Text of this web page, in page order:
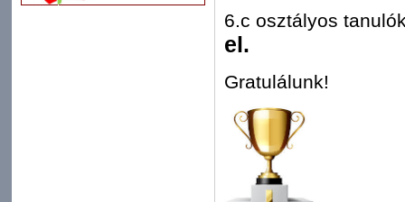
6.c osztályos
el.
Gratulálunk!